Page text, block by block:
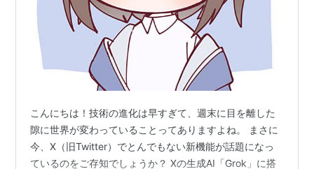
こんにちは！技術の進化は早すぎて、週末に目を離した
隙に世界が変わっていることってありますよね。 まさに
今、X（旧Twitter）でとんでもない新機能が話題になっ
ているのをご存知でしょうか？ Xの生成AI「Grok」に搭